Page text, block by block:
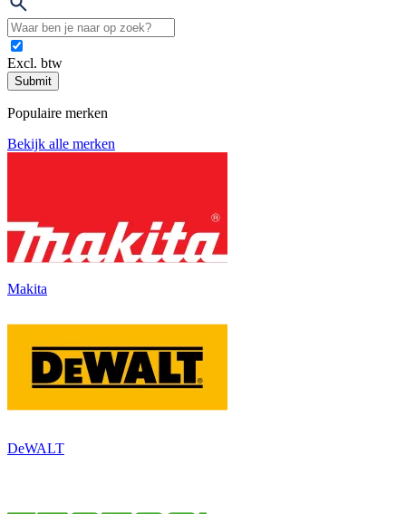
Excl. btw
Submit
Populaire merken
Bekijk alle merken
Makita
DeWALT